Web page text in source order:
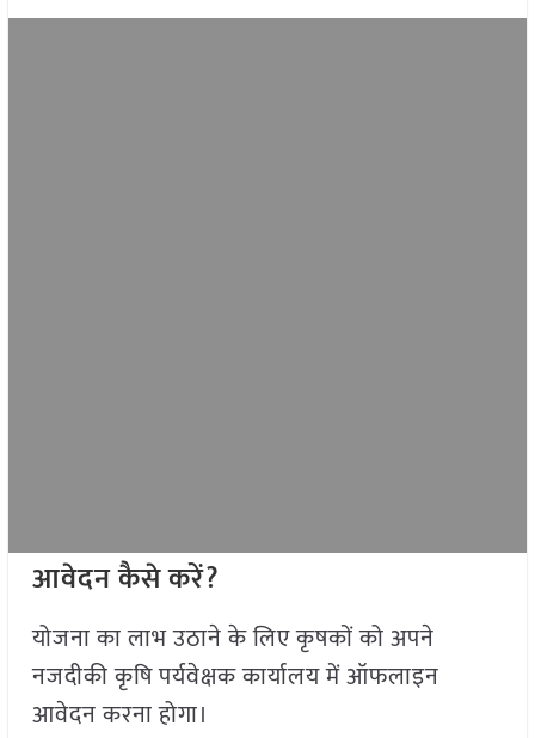
आवेदन कैसे करें?
योजना का लाभ उठाने के लिए कृषकों को अपने
नजदीकी कृषि पर्यवेक्षक कार्यालय में ऑफलाइन
आवेदन करना होगा।